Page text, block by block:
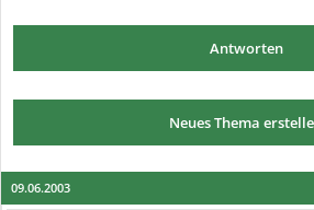
Antworten
Neues Thema
09.06.2003